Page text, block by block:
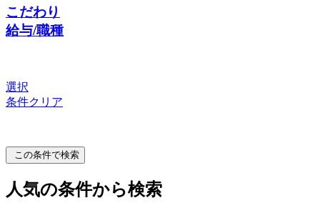
こだわり
給与/職種
選択
条件クリア
この条件で検索
人気の条件から検索